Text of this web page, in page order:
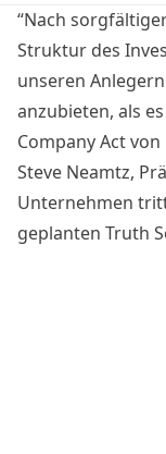
“Nach
Struktur des
unseren
anzubieten, als
Company Act
Steve Neamtz,
Unternehmen
geplanten Truth